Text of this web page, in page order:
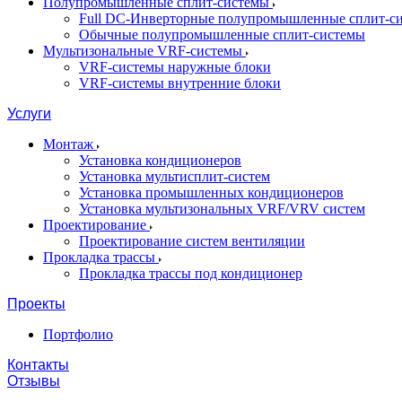
Full DC-Инверторные полупромышленные сплит-
Обычные полупромышленные сплит-системы
Мультизональные VRF-системы
VRF-системы наружные блоки
VRF-системы внутренние блоки
Услуги
Монтаж
Установка кондиционеров
Установка мультисплит-систем
Установка промышленных кондиционеров
Установка мультизональных VRF/VRV систем
Проектирование
Проектирование систем вентиляции
Прокладка трассы
Прокладка трассы под кондиционер
Проекты
Портфолио
Контакты
Отзывы